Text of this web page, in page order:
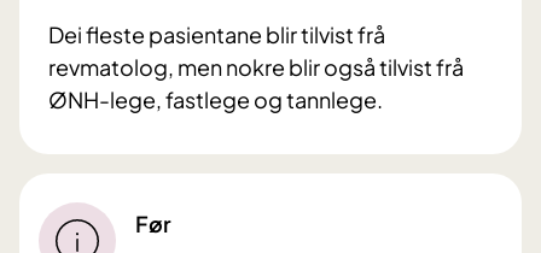
Dei fleste pasientane blir tilvist frå
revmatolog, men nokre blir også tilvist frå
ØNH-lege, fastlege og tannlege.
Før